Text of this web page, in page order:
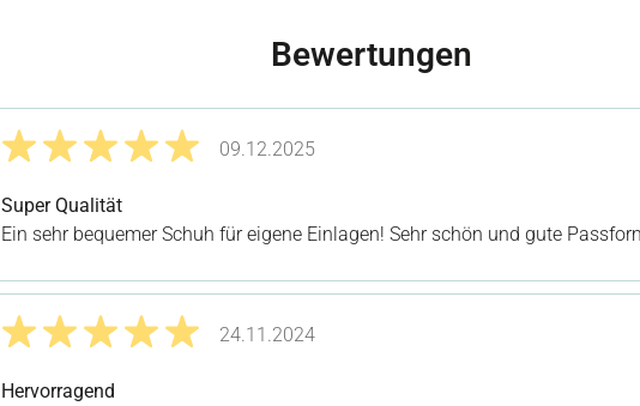
Bewertungen
09.12.2025
Super Qualität
Ein sehr bequemer Schuh für eigene Einlagen! Sehr schön und gute
24.11.2024
Hervorragend